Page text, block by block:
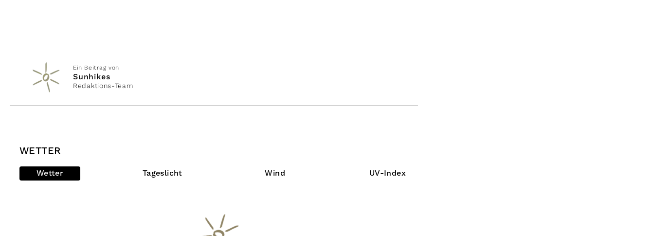
Ein Beitrag von
Sunhikes
Redaktions-Team
WETTER
Wetter Tageslicht Wind UV-Index